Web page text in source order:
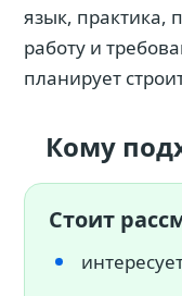
язык, практика,
работу и
планирует
Кому
Стоит